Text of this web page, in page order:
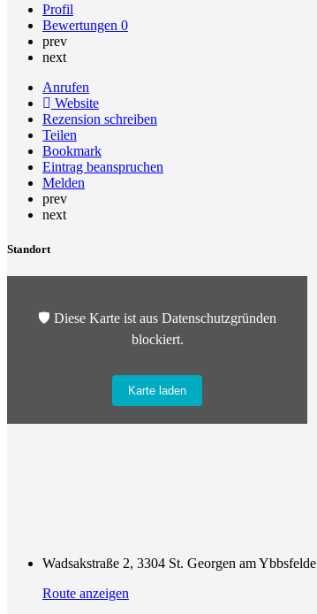
Profil
Bewertungen 0
prev
next
Anrufen
Website
Rezension schreiben
Teilen
Bookmark
Eintrag beanspruchen
Melden
prev
next
Standort
🛡️ Diese Karte ist aus Datenschutzgründen
blockiert.
Karte laden
Wadsakstraße 2, 3304 St. Georgen am Ybbsfelde
Route anzeigen